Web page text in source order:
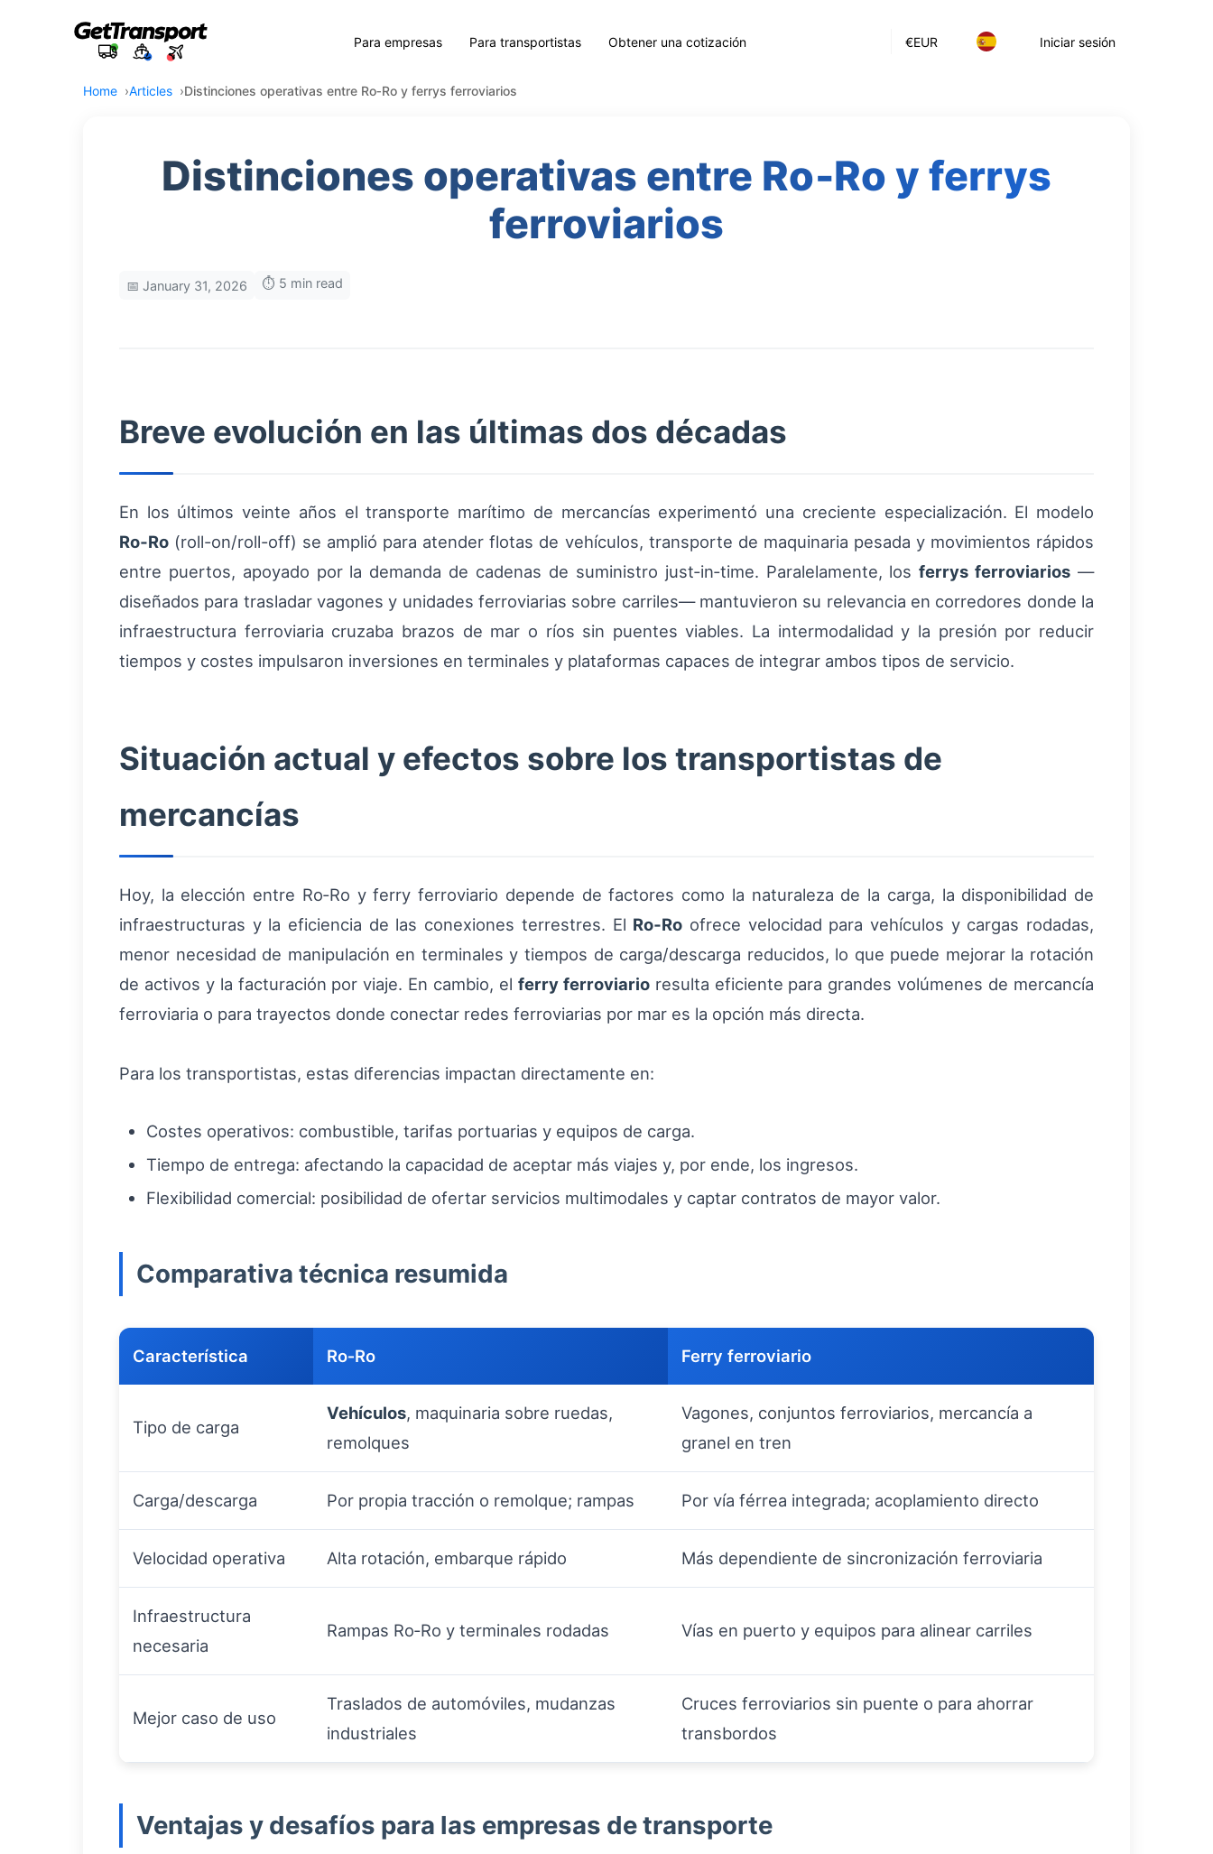
€EUR Iniciar sesión
Para empresas Para transportistas Obtener una cotización
Home Articles Distinciones operativas entre Ro‑Ro y ferrys ferroviarios
Distinciones operativas entre Ro‑Ro y ferrys
ferroviarios
📅 January 31, 2026 ⏱️ 5 min read
Breve evolución en las últimas dos décadas
En los últimos veinte años el transporte marítimo de mercancías experimentó una creciente especialización. El modelo
Ro‑Ro (roll-on/roll-off) se amplió para atender flotas de vehículos, transporte de maquinaria pesada y movimientos rápidos
entre puertos, apoyado por la demanda de cadenas de suministro just‑in‑time. Paralelamente, losferrys ferroviarios —
diseñados para trasladar vagones y unidades ferroviarias sobre carriles— mantuvieron su relevancia en corredores donde la
infraestructura ferroviaria cruzaba brazos de mar o ríos sin puentes viables. La intermodalidad y la presión por reducir
tiempos y costes impulsaron inversiones en terminales y plataformas capaces de integrar ambos tipos de servicio.
Situación actual y efectos sobre los transportistas de
mercancías
Hoy, la elección entre Ro‑Ro y ferry ferroviario depende de factores como la naturaleza de la carga, la disponibilidad de
infraestructuras y la eficiencia de las conexiones terrestres. El Ro‑Ro ofrece velocidad para vehículos y cargas rodadas,
menor necesidad de manipulación en terminales y tiempos de carga/descarga reducidos, lo que puede mejorar la rotación
de activos y la facturación por viaje. En cambio, el ferry ferroviarioresulta eficiente para grandes volúmenes de mercancía
ferroviaria o para trayectos donde conectar redes ferroviarias por mar es la opción más directa.
Para los transportistas, estas diferencias impactan directamente en:
Costes operativos: combustible, tarifas portuarias y equipos de carga.
Tiempo de entrega: afectando la capacidad de aceptar más viajes y, por ende, los ingresos.
Flexibilidad comercial: posibilidad de ofertar servicios multimodales y captar contratos de mayor valor.
Comparativa técnica resumida
Característica Ro‑Ro Ferry ferroviario
Tipo de carga
Vehículos, maquinaria sobre ruedas,
remolques
Vagones, conjuntos ferroviarios, mercancía a
granel en tren
Carga/descarga Por propia tracción o remolque; rampas Por vía férrea integrada; acoplamiento directo
Velocidad operativa Alta rotación, embarque rápido Más dependiente de sincronización ferroviaria
Infraestructura
necesaria
Rampas Ro‑Ro y terminales rodadas Vías en puerto y equipos para alinear carriles
Mejor caso de uso
Traslados de automóviles, mudanzas
industriales
Cruces ferroviarios sin puente o para ahorrar
transbordos
Ventajas y desafíos para las empresas de transporte